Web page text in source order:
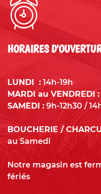
HORAIRES
LUNDI : 14h-19h
MARDI au VENDREDI :
SAMEDI : 9h-12h30 /
BOUCHERIE /
au Samedi
Notre magasin est
fériés